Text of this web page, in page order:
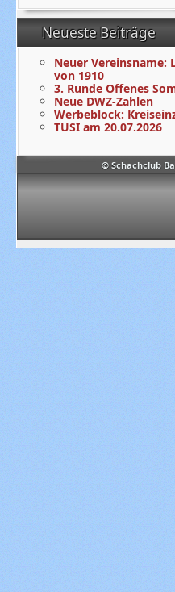
© Schachclub
Neueste Beiträge
Neuer Vereinsname:
von 1910
3. Runde Offenes
Neue DWZ-Zahlen
Werbeblock:
TUSI am 20.07.2026